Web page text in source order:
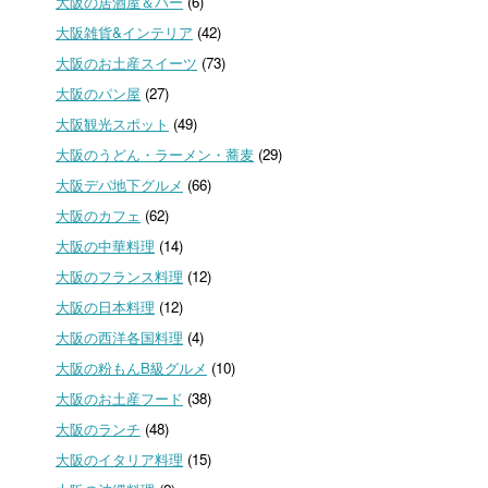
大阪雑貨&インテリア (42)
大阪のお土産スイーツ (73)
大阪のパン屋 (27)
大阪観光スポット (49)
大阪のうどん・ラーメン・蕎麦(29)
大阪デパ地下グルメ (66)
大阪のカフェ (62)
大阪の中華料理 (14)
大阪のフランス料理 (12)
大阪の日本料理 (12)
大阪の西洋各国料理 (4)
大阪の粉もんB級グルメ (10)
大阪のお土産フード (38)
大阪のランチ (48)
大阪のイタリア料理 (15)